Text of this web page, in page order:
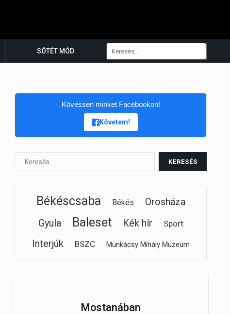
SÖTÉT MÓD
Kövessen minket Facebookon!
Követem!
Békéscsaba Békés
Orosháza
Gyula
Baleset Kék hír Sport
Interjúk BSZC Munkácsy Mihály Múzeum
Mostanában